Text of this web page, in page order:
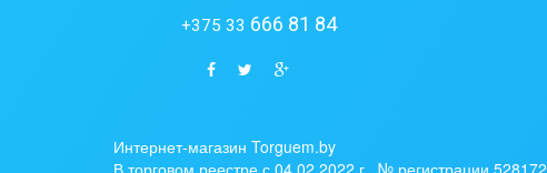
+375 33 666 81 84
Интернет-магазин Torguem.by